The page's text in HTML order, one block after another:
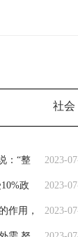
社会
2023-
：“整
2023-
政
2023-
作用，